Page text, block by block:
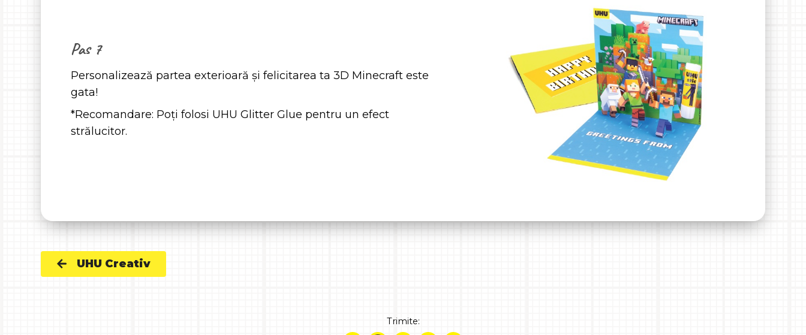
Pas 7
Personalizează partea exterioară și felicitarea ta 3D Minecraft este
gata!
*Recomandare: Poți folosi UHU Glitter Glue pentru un efect
strălucitor.
UHU Creativ
Trimite: